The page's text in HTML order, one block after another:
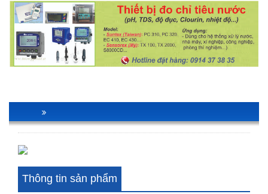
Nuôi cấy vi sinh hệ thống XLNT Phòng khám Đa Khoa Nha khoa
Kiểm tra, bảo trì hệ thống XLNT Phòng khám Đa Khoa - Nha khoa
Lắp đặt hệ thống XLNT Phòng Khám Đa Khoa Nha Khoa
Màng lọc MBR Memstar(Mang MBR)- Giải pháp xử lý nước thải
Thiết bị đo pH nhãn hiệu SUNTEX
Cảm biến pH Mettler Toledo 405-60-SC-P-PA-K19/120/3m
Thông tin sản phẩm